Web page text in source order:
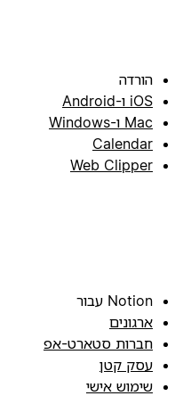
הורדה
iOS ו-Android
Mac ו-Windows
Calendar
Web Clipper
Notion עבור
ארגונים
חברות סטארט-אפ
עסק קטן
שימוש אישי